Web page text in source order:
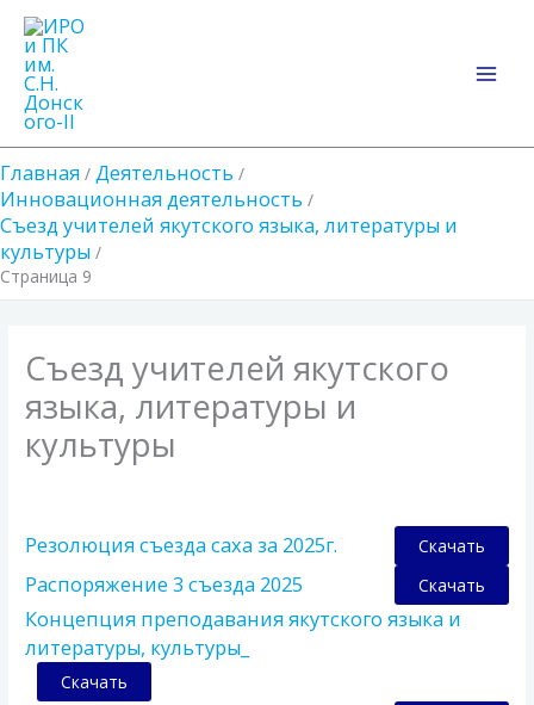
Перейти
содержимому
Главная Деятельность
Инновационная деятельность
Съезд учителей якутского языка, литературы и
культуры
Страница 9
Съезд учителей якутского
языка, литературы и
культуры
Резолюция съезда саха за 2025г. Скачать
Распоряжение 3 съезда 2025 Скачать
Концепция преподавания якутского языка и
литературы, культуры_
Скачать